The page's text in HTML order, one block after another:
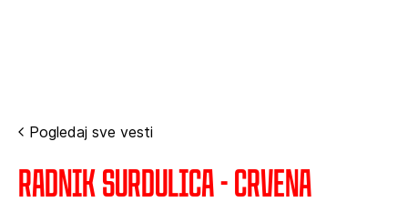
Pogledaj sve vesti
Radnik Surdulica - Crvena